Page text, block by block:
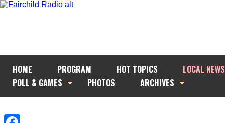
HOME PROGRAM HOT TOPICS
LOCAL NEWS
POLL & GAMES
PHOTOS ARCHIVES